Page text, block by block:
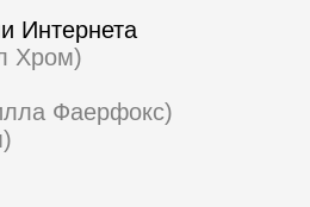
Интернета
Хром)
Фаерфокс)